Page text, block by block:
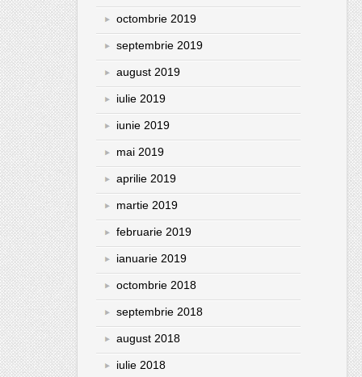
octombrie 2019
septembrie 2019
august 2019
iulie 2019
iunie 2019
mai 2019
aprilie 2019
martie 2019
februarie 2019
ianuarie 2019
octombrie 2018
septembrie 2018
august 2018
iulie 2018